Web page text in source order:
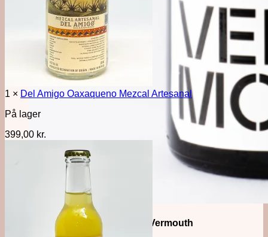
Månedens Vermouth
1 × Del Amigo Oaxaqueno Mezcal Artesanal
På lager
399,00 kr.